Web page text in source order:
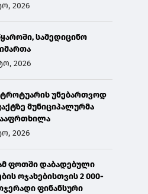
ავალიანის
შსს-მ
ერთი
• 6 აგვისტო, 2026
2026
სამედიცინო
2026
ტროტუარის უნებართვოდ
მუნიციპალურმა
2026
ფოთში დაბადებული
ოჯახებისთვის 2 000-
ფინანსური